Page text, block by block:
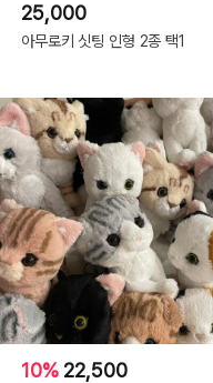
25,000
아무로키 싯팅 인형 2종 택1
10% 22,500